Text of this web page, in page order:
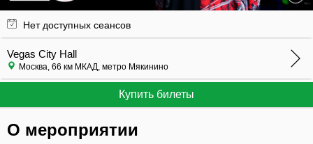
Нет доступных сеансов
Vegas City Hall
Москва, 66 км МКАД, метро Мякинино
Купить билеты
О мероприятии